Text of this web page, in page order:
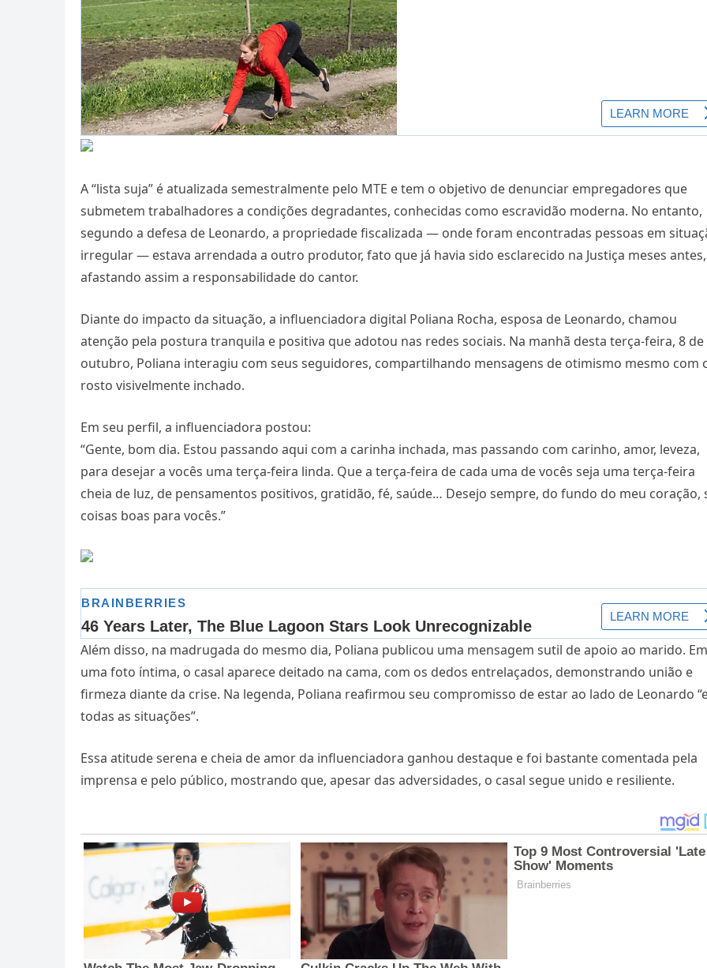
A “lista suja” é atualizada semestralmente pelo MTE e tem o objetivo de denunciar empregadores que
submetem trabalhadores a condições degradantes, conhecidas como escravidão moderna. No entanto,
segundo a defesa de Leonardo, a propriedade fiscalizada — onde foram encontradas pessoas em
irregular — estava arrendada a outro produtor, fato que já havia sido esclarecido na Justiça meses antes,
afastando assim a responsabilidade do cantor.
Diante do impacto da situação, a influenciadora digital Poliana Rocha, esposa de Leonardo, chamou
atenção pela postura tranquila e positiva que adotou nas redes sociais. Na manhã desta terça-feira, 8 de
outubro, Poliana interagiu com seus seguidores, compartilhando mensagens de otimismo mesmo com
rosto visivelmente inchado.
Em seu perfil, a influenciadora postou:
“Gente, bom dia. Estou passando aqui com a carinha inchada, mas passando com carinho, amor, leveza,
para desejar a vocês uma terça-feira linda. Que a terça-feira de cada uma de vocês seja uma terça-feira
cheia de luz, de pensamentos positivos, gratidão, fé, saúde… Desejo sempre, do fundo do meu coração,
coisas boas para vocês.”
Além disso, na madrugada do mesmo dia, Poliana publicou uma mensagem sutil de apoio ao marido. Em
uma foto íntima, o casal aparece deitado na cama, com os dedos entrelaçados, demonstrando união e
firmeza diante da crise. Na legenda, Poliana reafirmou seu compromisso de estar ao lado de Leonardo
todas as situações”.
Essa atitude serena e cheia de amor da influenciadora ganhou destaque e foi bastante comentada pela
imprensa e pelo público, mostrando que, apesar das adversidades, o casal segue unido e resiliente.